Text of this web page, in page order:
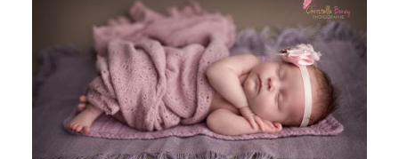
Louna, 10 jours, séance photo
nourrisson, photographe nouveau-né
Toulouse